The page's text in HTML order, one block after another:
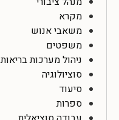
מקרא
משאבי אנוש
משפטים
ניהול מערכות בריאות
סוציולוגיה
סיעוד
ספרות